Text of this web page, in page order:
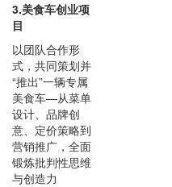
3.美食车创业项
目
以团队合作形
式，共同策划并
“推出”一辆专属
美食车—从菜单
设计、品牌创
意、定价策略到
营销推广，全面
锻炼批判性思维
与创造力